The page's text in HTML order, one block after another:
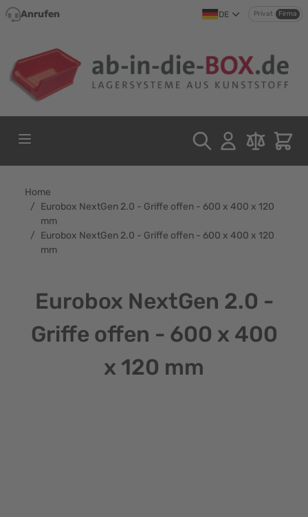
Direkt zum Inhalt
Anrufen DE Privat Firma
Home
/ Eurobox NextGen 2.0 - Griffe offen - 600 x 400 x 120
mm
/ Eurobox NextGen 2.0 - Griffe offen - 600 x 400 x 120
mm
Eurobox NextGen 2.0 -
Griffe offen - 600 x 400
x 120 mm